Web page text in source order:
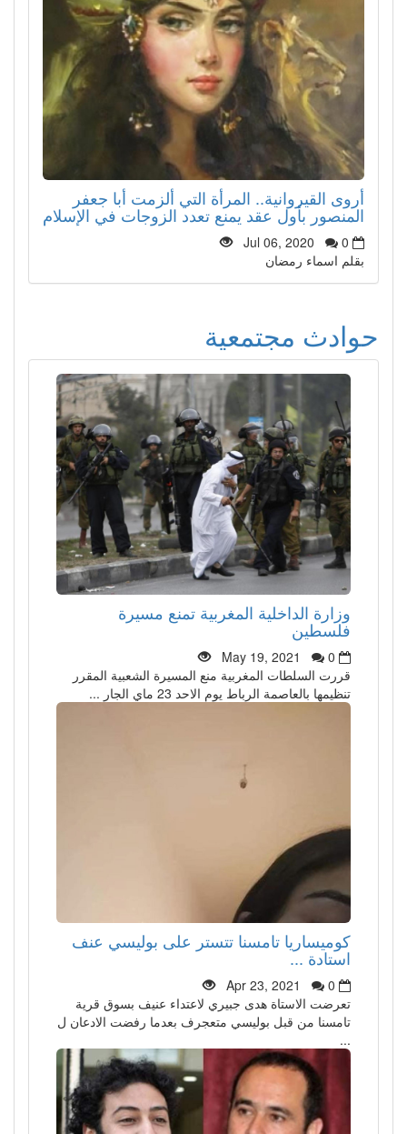
أروى القيروانية.. المرأة التي ألزمت أبا جعفر
المنصور بأول عقد يمنع تعدد الزوجات في الإسلام
Jul 06, 2020
0
بقلم اسماء رمضان
حوادث مجتمعية
وزارة الداخلية المغربية تمنع مسيرة
فلسطين
May 19, 2021
0
قررت السلطات المغربية منع المسيرة الشعبية المقرر
تنظيمها بالعاصمة الرباط يوم الاحد 23 ماي الجار ...
كوميساريا تامسنا تتستر على بوليسي عنف
استادة ...
Apr 23, 2021
0
تعرضت الاستاة هدى جبيري لاعتداء عنيف بسوق قرية
تامسنا من قبل بوليسي متعجرف بعدما رفضت الادعان ل
...